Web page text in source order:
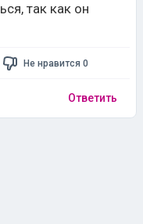
так как он
Не нравится 0
Ответить